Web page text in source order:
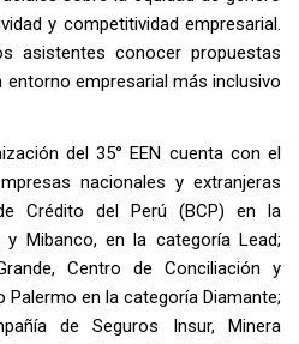
y competitividad empresarial.
asistentes conocer propuestas
empresarial más inclusivo
del 35° EEN cuenta con el
nacionales y extranjeras
Crédito del Perú (BCP) en la
Mibanco, en la categoría Lead;
Centro de Conciliación y
Palermo en la categoría Diamante;
de Seguros Insur, Minera